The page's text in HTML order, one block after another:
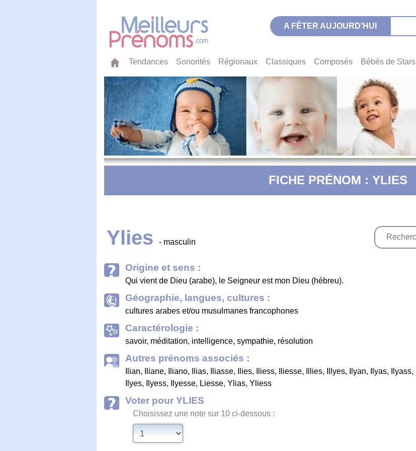
A FÊTER AUJOURD'HUI
Tendances Sonorités Régionaux Classiques Composés Bébés de Stars
FICHE PRÉNOM : YLIES
Ylies - masculin
Origine et sens :
Qui vient de Dieu (arabe), le Seigneur est mon Dieu (hébreu).
Géographie, langues, cultures :
cultures arabes et/ou musulmanes francophones
Caractérologie :
savoir, méditation, intelligence, sympathie, résolution
Autres prénoms associés :
Ilian, Iliane, Iliano, Ilias, Iliasse, Ilies, Iliess, Iliesse, Illies, Illyes, Ilyan, Ilyas, Ilyass,
Ilyes, Ilyess, Ilyesse, Liesse, Ylias, Yliess
Voter pour YLIES
Choisissez une note sur 10 ci-dessous :